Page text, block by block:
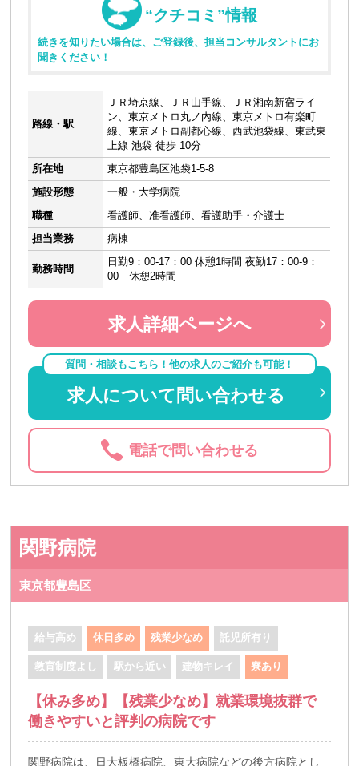
“クチコミ”情報
続きを知りたい場合は、ご登録後、担当コンサルタントにお
聞きください！
路線・駅
ＪＲ埼京線、ＪＲ山手線、ＪＲ湘南新宿ライ
ン、東京メトロ丸ノ内線、東京メトロ有楽町
線、東京メトロ副都心線、西武池袋線、東武東
上線 池袋 徒歩 10分
所在地
東京都豊島区池袋1-5-8
施設形態
一般・大学病院
職種
看護師、准看護師、看護助手・介護士
担当業務
病棟
勤務時間
日勤9：00-17：00 休憩1時間 夜勤17：00-9：
00 休憩2時間
求人詳細ページへ
質問・相談もこちら！他の求人のご紹介も可能！
求人について問い合わせる
電話で問い合わせる
関野病院
東京都豊島区
給与高め 休日多め 残業少なめ 託児所有り
教育制度よし 駅から近い 建物キレイ 寮あり
【休み多め】【残業少なめ】就業環境抜群で
働きやすいと評判の病院です
関野病院は、日大板橋病院、東大病院などの後方病院とし